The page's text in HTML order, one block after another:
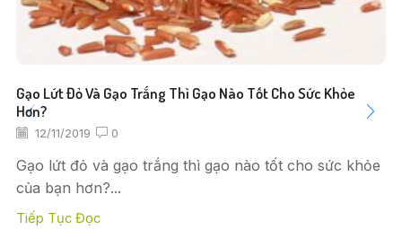
Gạo Lứt Đỏ Và Gạo Trắng Thì Gạo Nào Tốt Cho Sức Khỏe
Hơn?
12/11/2019 0
Gạo lứt đỏ và gạo trắng thì gạo nào tốt cho sức khỏe
của bạn hơn?...
Tiếp Tục Đọc